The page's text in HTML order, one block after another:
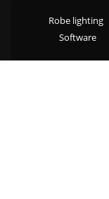
Robe lighting
Software